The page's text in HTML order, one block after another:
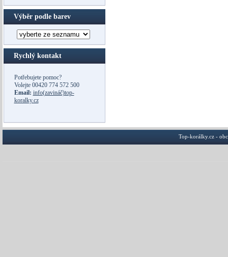
Výběr podle barev
Rychlý kontakt
Potřebujete pomoc?
Volejte 00420 774 572 500
Email: info(zavináč)top-
koralky.cz
Top-korálky.cz -